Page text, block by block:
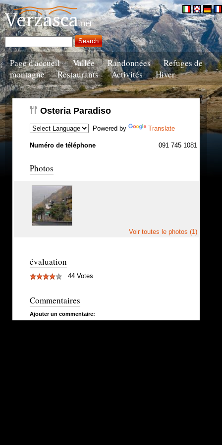
Page d'accueil Vallée Randonnées
Refuges de
montagne
Restaurants Activités Hiver
Osteria Paradiso
Powered by Translate
Numéro de téléphone 091 745 1081
Photos
Voir toutes le photos (1)
évaluation
44 Votes
Commentaires
Ajouter un commentaire: